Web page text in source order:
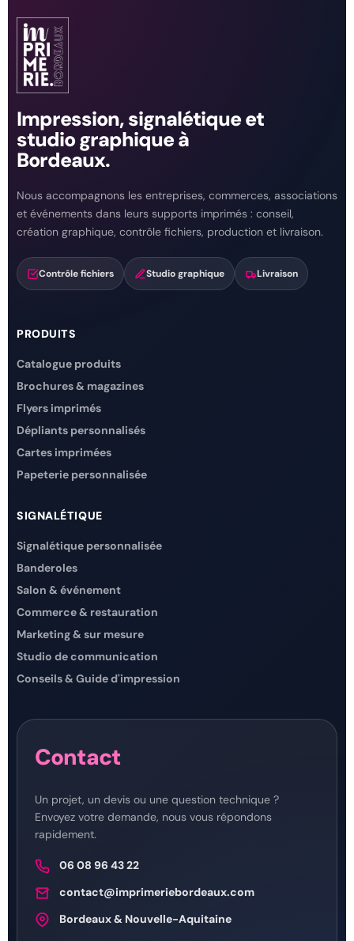
Impression, signalétique et
studio graphique à
Bordeaux.
Nous accompagnons les entreprises, commerces, associations
et événements dans leurs supports imprimés : conseil,
création graphique, contrôle fichiers, production et livraison.
Contrôle fichiers Studio graphique Livraison
PRODUITS
Catalogue produits
Brochures & magazines
Flyers imprimés
Dépliants personnalisés
Cartes imprimées
Papeterie personnalisée
SIGNALÉTIQUE
Signalétique personnalisée
Banderoles
Salon & événement
Commerce & restauration
Marketing & sur mesure
Studio de communication
Conseils & Guide d'impression
Contact
Un projet, un devis ou une question technique ?
Envoyez votre demande, nous vous répondons
rapidement.
06 08 96 43 22
contact@imprimeriebordeaux.com
Bordeaux & Nouvelle-Aquitaine